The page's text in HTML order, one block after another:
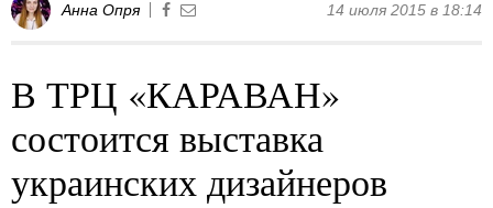
Анна Опря 14 июля 2015 в 18:14
В ТРЦ «КАРАВАН»
состоится выставка
украинских дизайнеров